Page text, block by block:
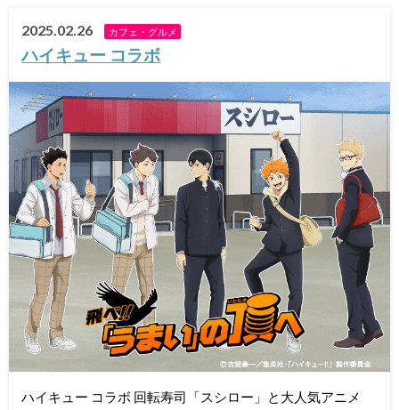
2025.02.26 カフェ・グルメ
ハイキュー コラボ
ハイキュー コラボ 回転寿司「スシロー」と大人気アニメ